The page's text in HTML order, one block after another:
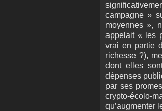
campagne »
moyennes »,
appelait « les
vrai en partie
richesse ?),
dont elles
dépenses
par ses
crypto-écolo-
qu’augmenter